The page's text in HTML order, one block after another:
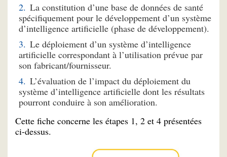
La constitution d’une base de données de santé
spécifiquement pour le développement d’un système
d’intelligence artificielle (phase de développement).
Le déploiement d’un système d’intelligence
artificielle correspondant à l’utilisation prévue par
son fabricant/fournisseur.
L’évaluation de l’impact du déploiement du
système d’intelligence artificielle dont les résultats
pourront conduire à son amélioration.
Cette fiche concerne les étapes 1, 2 et 4 présentées
ci-dessus.